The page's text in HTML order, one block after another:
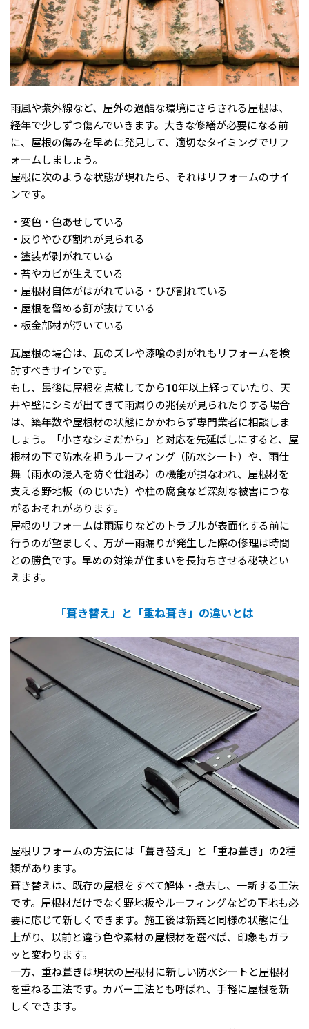
雨風や紫外線など、屋外の過酷な環境にさらされる屋根は、
経年で少しずつ傷んでいきます。大きな修繕が必要になる前
に、屋根の傷みを早めに発見して、適切なタイミングでリフ
ォームしましょう。
屋根に次のような状態が現れたら、それはリフォームのサイ
ンです。
・変色・色あせしている
・反りやひび割れが見られる
・塗装が剥がれている
・苔やカビが生えている
・屋根材自体がはがれている・ひび割れている
・屋根を留める釘が抜けている
・板金部材が浮いている
瓦屋根の場合は、瓦のズレや漆喰の剥がれもリフォームを検
討すべきサインです。
もし、最後に屋根を点検してから10年以上経っていたり、天
井や壁にシミが出てきて雨漏りの兆候が見られたりする場合
は、築年数や屋根材の状態にかかわらず専門業者に相談しま
しょう。「小さなシミだから」と対応を先延ばしにすると、屋
根材の下で防水を担うルーフィング（防水シート）や、雨仕
舞（雨水の浸入を防ぐ仕組み）の機能が損なわれ、屋根材を
支える野地板（のじいた）や柱の腐食など深刻な被害につな
がるおそれがあります。
屋根のリフォームは雨漏りなどのトラブルが表面化する前に
行うのが望ましく、万が一雨漏りが発生した際の修理は時間
との勝負です。早めの対策が住まいを長持ちさせる秘訣とい
えます。
「葺き替え」と「重ね葺き」の違いとは
屋根リフォームの方法には「葺き替え」と「重ね葺き」の2種
類があります。
葺き替えは、既存の屋根をすべて解体・撤去し、一新する工法
です。屋根材だけでなく野地板やルーフィングなどの下地も必
要に応じて新しくできます。施工後は新築と同様の状態に仕
上がり、以前と違う色や素材の屋根材を選べば、印象もガラ
ッと変わります。
一方、重ね葺きは現状の屋根材に新しい防水シートと屋根材
を重ねる工法です。カバー工法とも呼ばれ、手軽に屋根を新
しくできます。